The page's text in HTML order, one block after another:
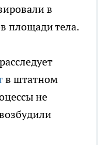
в
площади тела.
в штатном
не